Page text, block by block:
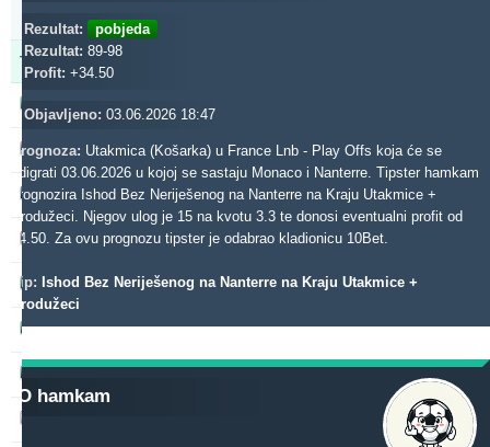
Rezultat:
pobjeda
Rezultat: 89-98
Profit: +34.50
Objavljeno: 03.06.2026 18:47
Prognoza: Utakmica (Košarka) u France Lnb - Play Offs koja će se
odigrati 03.06.2026 u kojoj se sastaju Monaco i Nanterre. Tipster hamkam
prognozira Ishod Bez Neriješenog na Nanterre na Kraju Utakmice +
Produžeci. Njegov ulog je 15 na kvotu 3.3 te donosi eventualni profit od
34.50. Za ovu prognozu tipster je odabrao kladionicu 10Bet.
Tip: Ishod Bez Neriješenog na Nanterre na Kraju Utakmice +
Produžeci
O hamkam
21m
Tipster
noja57 484.98 -1.59 %
gerrard062xr 451.74 30.18 %
beterini 408.49 4.65 %
b1848 377.71 9.13 %
blackface1 265.61 3.46 %
rantunes